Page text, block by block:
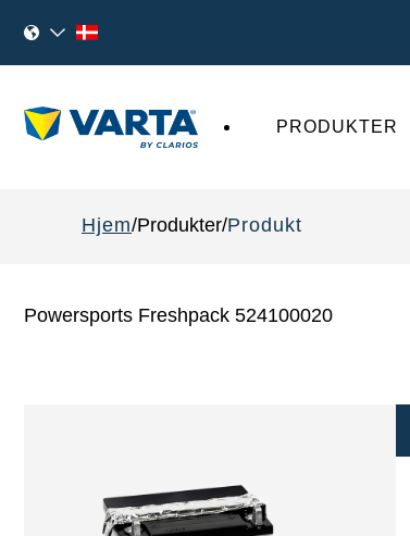
PRODUKTER
Hjem Produkter Produkt
Powersports Freshpack 524100020